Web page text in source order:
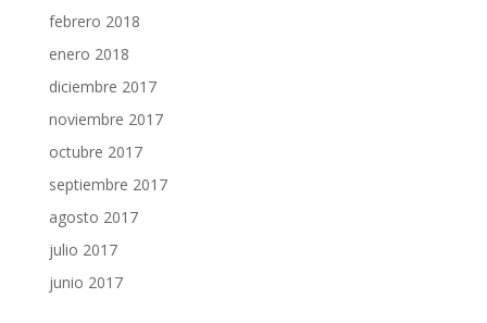
febrero 2018
enero 2018
diciembre 2017
noviembre 2017
octubre 2017
septiembre 2017
agosto 2017
julio 2017
junio 2017